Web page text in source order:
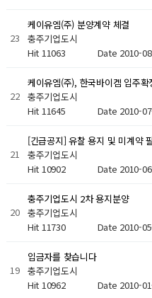
23
케이유엠(주) 분양계약 체결
충주기업도시
Hit 11063 Date 2010-
22
케이유엠(주), 한국바이켐 입주확
충주기업도시
Hit 11645 Date 2010-
21
[긴급공지] 유찰 용지 및 미계약
충주기업도시
Hit 10902 Date 2010-
20
충주기업도시 2차 용지분양
충주기업도시
Hit 11730 Date 2010-
19
입금자를 찾습니다
충주기업도시
Hit 10962 Date 2010-